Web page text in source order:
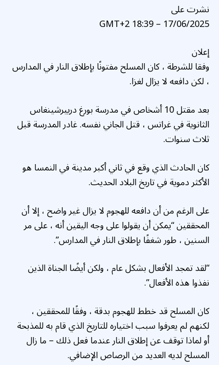
نشرت على
17/06/2025 – 18:39 GMT+2
إعلان
وفقا للشرطة ، كان المسلح مفتونًا بإطلاق النار في المدارس
، لكن دافعه لا يزال لغزا.
بعد مقتل 10 أشخاص في مدرسة بورغ درييرشينغاس
الثانوية في غراتس ، قتل الجاني نفسه. غادر المدرسة قبل
ثلاث سنوات.
كان الحادث الذي وقع في ثاني أكبر مدينة في النمسا هو
الأكثر دموية في تاريخ البلاد الحديث.
على الرغم من أن دافعه للهجوم لا يزال غير واضح ، إلا أن
المحققين “يمكن أن يقولوا على وجه اليقين أنه ، على مر
السنين ، طور شغفًا بإطلاق النار في المدارس”.
“لقد تمجد الأفعال بشكل عام ، ولكن أيضًا الجناة الذين
نفذوا هذه الأفعال”.
كان المسلح قد خطط للهجوم بدقة ، وفقًا للمحققين ،
لكنهم لم يعرفوا سبب اختياره للتاريخ الذي قام به للمذبحة
أو لماذا توقف عن إطلاق النار عندما فعل ذلك – ما زال
المسلح لديه العديد من الرصاص الإضافي.